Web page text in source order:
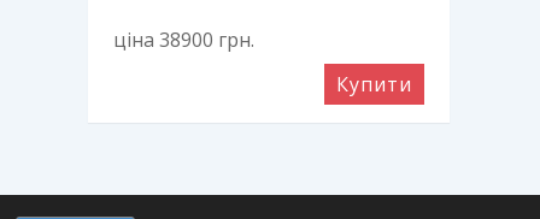
ціна 38900 грн.
Купити